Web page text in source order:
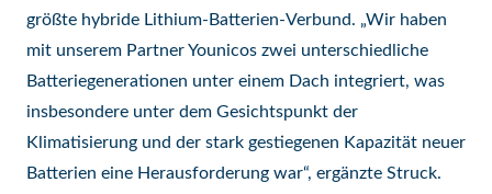
größte hybride Lithium-Batterien-Verbund. „Wir haben
mit unserem Partner Younicos zwei unterschiedliche
Batteriegenerationen unter einem Dach integriert, was
insbesondere unter dem Gesichtspunkt der
Klimatisierung und der stark gestiegenen Kapazität neuer
Batterien eine Herausforderung war“, ergänzte Struck.